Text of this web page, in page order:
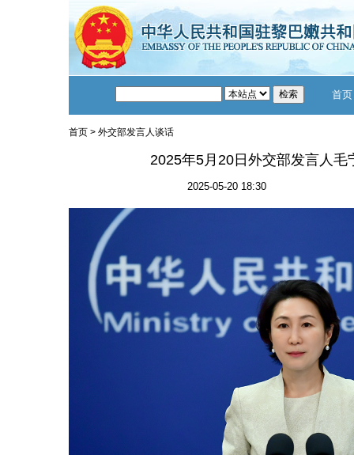
首页
首页> 外交部发言人谈话
2025年5月20日外交部发言人毛
2025-05-20 18:30